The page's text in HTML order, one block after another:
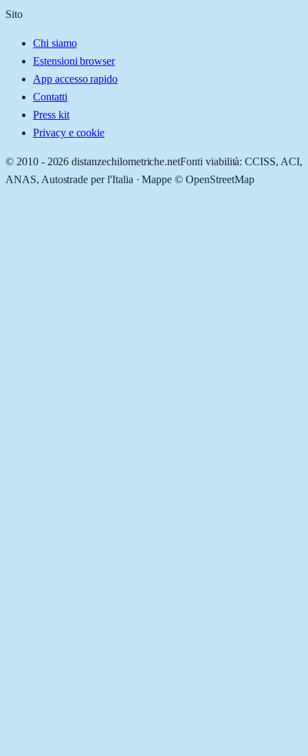
Sito
Chi siamo
Estensioni browser
App accesso rapido
Contatti
Press kit
Privacy e cookie
© 2010 - 2026 distanzechilometriche.netFonti viabilità: CCISS, ACI,
ANAS, Autostrade per l'Italia · Mappe © OpenStreetMap